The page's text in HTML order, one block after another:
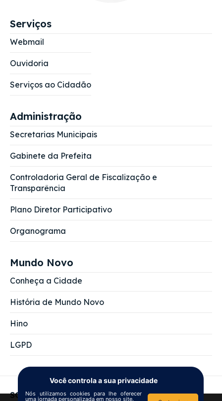
Serviços
Webmail
Ouvidoria
Serviços ao Cidadão
Administração
Secretarias Municipais
Gabinete da Prefeita
Controladoria Geral de Fiscalização e
Transparência
Plano Diretor Participativo
Organograma
Mundo Novo
Conheça a Cidade
História de Mundo Novo
Hino
LGPD
SOBRE NÓS
Você controla a sua privacidade
Nós utilizamos cookies para lhe oferecer
uma jornada personalizada em nosso site.